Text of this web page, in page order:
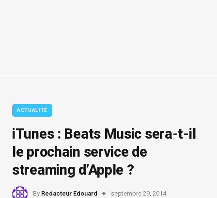
ACTUALITÉ
iTunes : Beats Music sera-t-il
le prochain service de
streaming d’Apple ?
By Redacteur Edouard
septembre 29, 2014